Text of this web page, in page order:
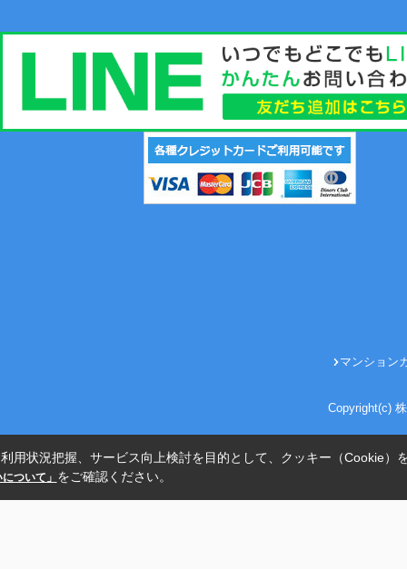
マンション
Copyright(c)
用状況把握、サービス向上検討を目的として、クッキー（Cookie）
ついて」 をご確認ください。